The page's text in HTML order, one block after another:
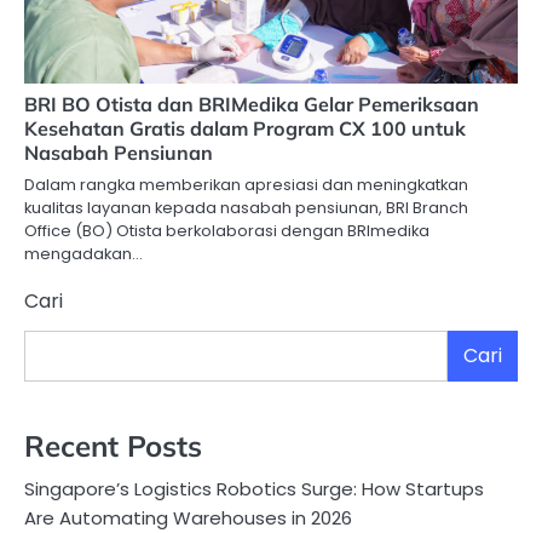
BRI BO Otista dan BRIMedika Gelar Pemeriksaan
Kesehatan Gratis dalam Program CX 100 untuk
Nasabah Pensiunan
Dalam rangka memberikan apresiasi dan meningkatkan
kualitas layanan kepada nasabah pensiunan, BRI Branch
Office (BO) Otista berkolaborasi dengan BRImedika
mengadakan…
Cari
Cari
Recent Posts
Singapore’s Logistics Robotics Surge: How Startups
Are Automating Warehouses in 2026